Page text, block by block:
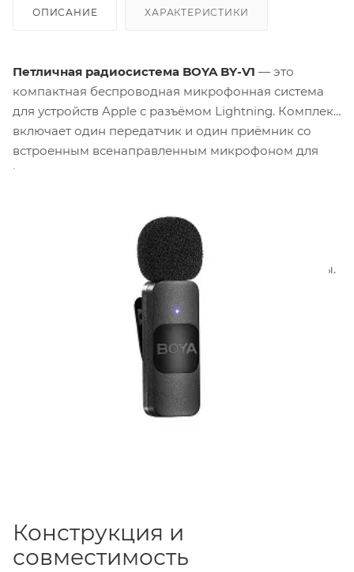
ОПИСАНИЕ ХАРАКТЕРИСТИКИ
Петличная радиосистема BOYA BY-V1 — это
компактная беспроводная микрофонная система
для устройств Apple с разъёмом Lightning. Комплект
включает один передатчик и один приёмник со
встроенным всенаправленным микрофоном для
записи звука со всех сторон. Система работает в
однокнопочного
и встроенным аккумулятором,
обеспечивающим до 9 часовнепрерывной работы.
Конструкция и
совместимость